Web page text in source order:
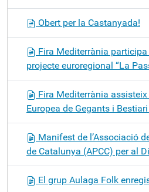
Obert per la Castanyada!
Fira Mediterrània
projecte euroregional “La
Fira Mediterrània
Europea de Gegants i
Manifest de l’Associació
de Catalunya (APCC) per al
El grup Aulaga Folk